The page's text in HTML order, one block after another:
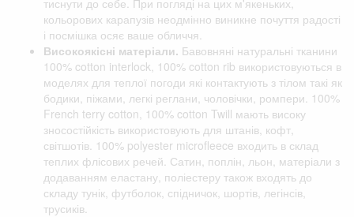
кольорових карапузів неодмінно виникне почуття радості
і посмішка осяє ваше обличчя.
Високоякісні матеріали. Бавовняні натуральні тканини
100% cotton interlock, 100% cotton rib використовуються в
моделях для теплої погоди які контактують з тілом такі як
бодики, піжами, легкі реглани, чоловічки, ромпери. 100%
French terry cotton, 100% cotton Twill мають високу
зносостійкість використовують для штанів, кофт,
світшотів. 100% polyester microfleece входить в склад
теплих флісових речей. Сатин, поплін, льон, матеріали з
додаванням еластану, поліестеру також входять до
складу тунік, футболок, спідничок, шортів, легінсів,
трусиків.